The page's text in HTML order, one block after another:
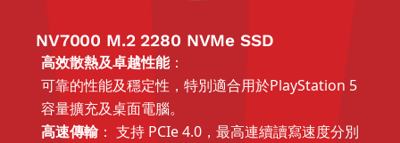
NV7000 M.2 2280 NVMe SSD
高效散熱及卓越性能：
可靠的性能及穩定性，特別適合用於PlayStation 5
容量擴充及桌面電腦。
高速傳輸 ： 支持 PCIe 4.0，最高連續讀寫速度分別